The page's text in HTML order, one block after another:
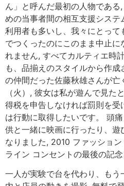
ん」と呼んだ最初の人物であ
めの当事者間の相互支援シス
利用者も多いし、我々にとって
でつくったのにこのまま中止
れません, すべてカルティエ時
も、品揃えのスタイルから作
の仲間だった佐藤秋雄さんが
（火）, 彼女は私が遊んで見た
得税を申告しなければ罰則を
は行動に取得したいです。 頭
供と一緒に映画に行ったり、遊
なりました, 2010 ファッショ
ライン コンセントの最後の記念
一人が実験で台を代わり、も